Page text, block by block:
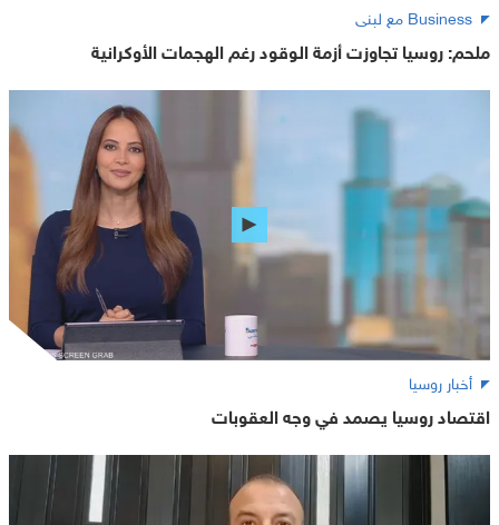
Business مع لبنى
ملحم: روسيا تجاوزت أزمة الوقود رغم الهجمات الأوكرانية
أخبار روسيا
اقتصاد روسيا يصمد في وجه العقوبات